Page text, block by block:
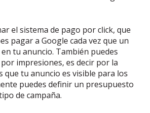
el sistema de pago por click, que
pagar a Google cada vez que un
tu anuncio. También puedes
impresiones, es decir por la
que tu anuncio es visible para los
puedes definir un presupuesto
de campaña.